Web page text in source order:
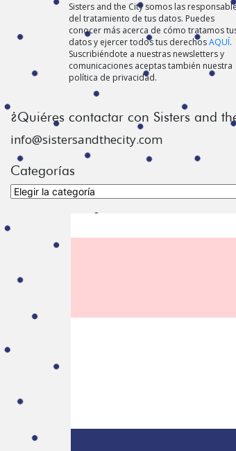
Sisters and the City somos las
del tratamiento de tus datos. Puedes
conocer más acerca de cómo tratamos
datos y ejercer todos tus derechosAQUÍ.
Suscribiéndote a nuestras newsletters y
comunicaciones aceptas también nuestra
política de privacidad.
¿Quiéres contactar con Sisters and
info@sistersandthecity.com
Categorías
Categorías